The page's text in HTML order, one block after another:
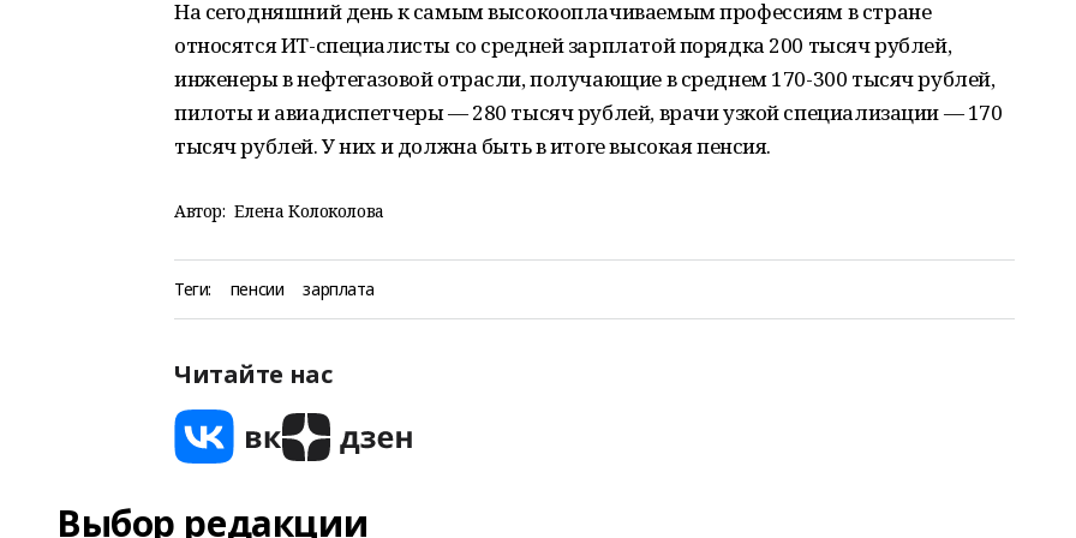
На сегодняшний день к самым высокооплачиваемым профессиям в стране
относятся ИТ-специалисты со средней зарплатой порядка 200 тысяч рублей,
инженеры в нефтегазовой отрасли, получающие в среднем 170-300 тысяч рублей,
пилоты и авиадиспетчеры — 280 тысяч рублей, врачи узкой специализации — 170
тысяч рублей. У них и должна быть в итоге высокая пенсия.
Автор: Елена Колоколова
Теги: пенсии зарплата
Читайте нас
Выбор редакции